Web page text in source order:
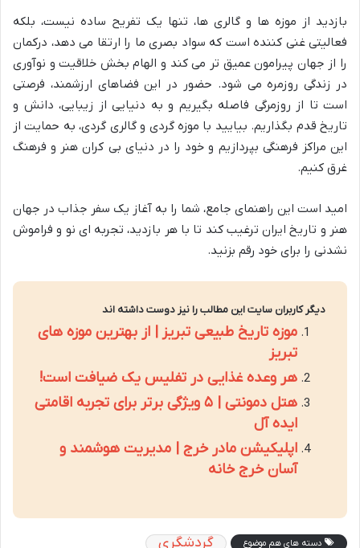
بازدید از موزه ها و گالری ها، تنها یک تفریح ساده نیست، بلکه
فعالیتی غنی کننده است که سواد بصری ما را ارتقا می دهد، درکمان
را از جهان پیرامون عمیق تر می کند و الهام بخش خلاقیت و نوآوری
در زندگی روزمره می شود. حضور در این فضاهای ارزشمند، فرصتی
است تا از روزمرگی فاصله بگیریم و به دنیایی از زیبایی، دانش و
تاریخ قدم بگذاریم. بیایید با موزه گردی و گالری گردی، به حمایت از
این مراکز فرهنگی بپردازیم و خود را در دنیای بی کران هنر و فرهنگ
غرق کنیم.
امید است این راهنمای جامع، شما را به آغاز یک سفر جذاب در جهان
هنر و تاریخ ایران ترغیب کند تا با هر بازدید، تجربه ای نو و فراموش
نشدنی را برای خود رقم بزنید.
دیگر کاربران سایت این مطالب را نیز دوست داشته اند
موزه تاریخ طبیعی تبریز | از بهترین موزه های
تبریز
هر وعده غذایی در تفلیس یک ضیافت است!
هتل دمونتی | ۵ ویژگی برتر برای تجربه اقامتی
ایده آل
اپلیکیشن مادر خرج | مدیریت هوشمند و
آسان خرج خانه
دسته های هم موضوع گردشگری